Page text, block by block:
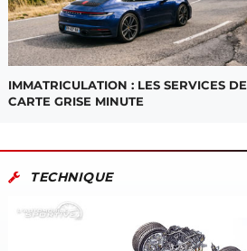
IMMATRICULATION : LES SERVICES DE
CARTE GRISE MINUTE
TECHNIQUE